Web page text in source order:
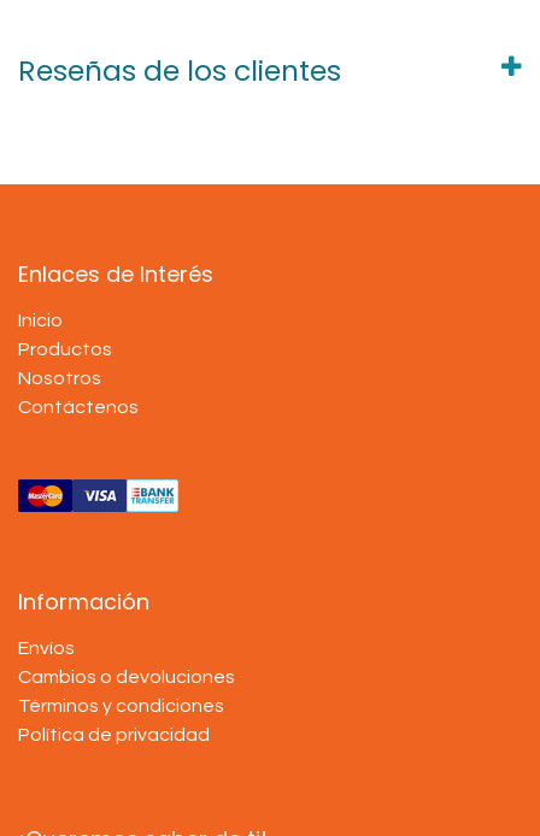
Reseñas de los clientes
Enlaces de Interés
Inicio
Productos
Nosotros
Contáctenos
Información
Envíos
Cambios o devoluciones
Términos y condiciones
Política de privacidad